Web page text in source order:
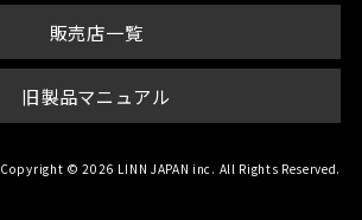
販売店一覧
旧製品マニュアル
Copyright © 2026 LINN JAPAN inc. All Rights Reserved.